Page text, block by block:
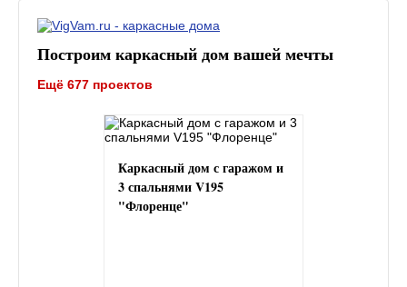
Построим каркасный дом вашей мечты
Ещё 677 проектов
Каркасный дом с гаражом и
3 спальнями V195
"Флоренце"